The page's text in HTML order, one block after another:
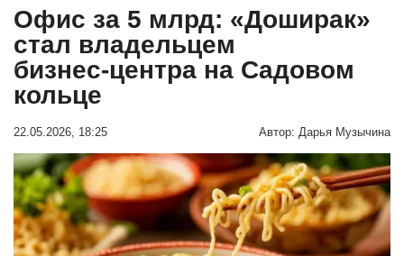
Офис за 5 млрд: «Доширак»
стал владельцем
бизнес‑центра на Садовом
кольце
22.05.2026, 18:25 Автор: Дарья Музычина